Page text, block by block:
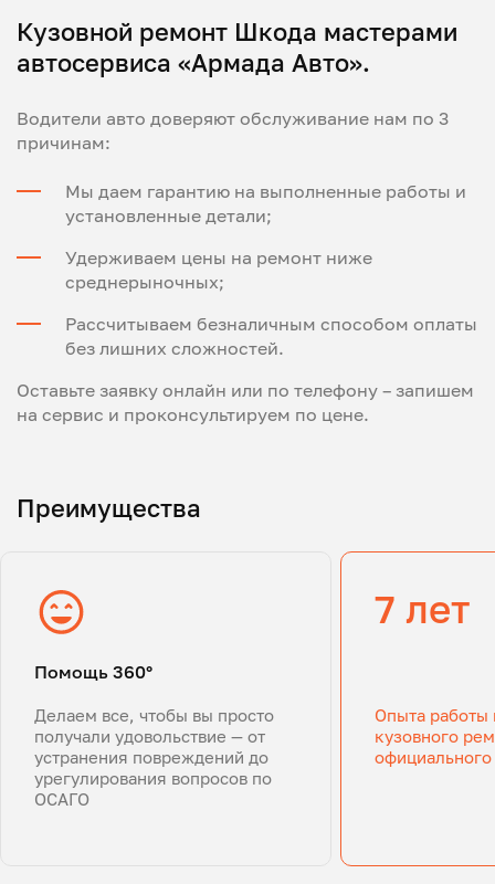
Кузовной ремонт Шкода мастерами
автосервиса «Армада Авто».
Водители авто доверяют обслуживание нам по 3
причинам:
Мы даем гарантию на выполненные работы и
установленные детали;
Удерживаем цены на ремонт ниже
среднерыночных;
Рассчитываем безналичным способом оплаты
без лишних сложностей.
Оставьте заявку онлайн или по телефону – запишем
на сервис и проконсультируем по цене.
Преимущества
Помощь 360°
Делаем все, чтобы вы просто
получали удовольствие — от
устранения повреждений до
урегулирования вопросов по
ОСАГО
7 лет
Опыта работы
кузовного